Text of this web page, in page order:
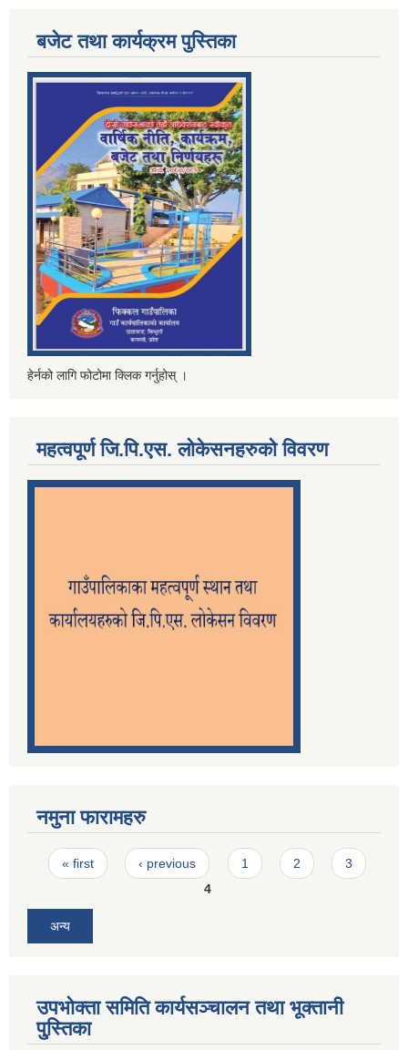
बजेट तथा कार्यक्रम पुस्तिका
हेर्नको लागि फोटोमा क्लिक गर्नुहोस् ।
महत्वपूर्ण जि.पि.एस. लोकेसनहरुको विवरण
नमुना फारामहरु
Pages
« first ‹ previous 1 2
3
4
अन्य
उपभोक्ता समिति कार्यसञ्चालन तथा भूक्तानी
पु्स्तिका